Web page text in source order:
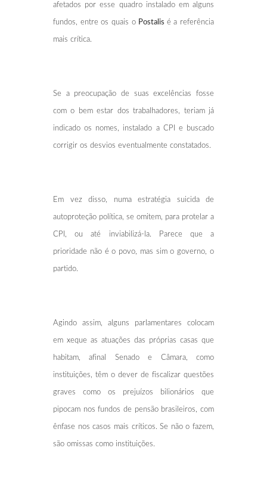
afetados por esse quadro instalado em alguns
fundos, entre os quais o Postalis é a referência
mais crítica.
Se a preocupação de suas excelências fosse
com o bem estar dos trabalhadores, teriam já
indicado os nomes, instalado a CPI e buscado
corrigir os desvios eventualmente constatados.
Em vez disso, numa estratégia suicida de
autoproteção política, se omitem, para protelar a
CPI, ou até inviabilizá-la. Parece que a
prioridade não é o povo, mas sim o governo, o
partido.
Agindo assim, alguns parlamentares colocam
em xeque as atuações das próprias casas que
habitam, afinal Senado e Câmara, como
instituições, têm o dever de fiscalizar questões
graves como os prejuízos bilionários que
pipocam nos fundos de pensão brasileiros, com
ênfase nos casos mais críticos. Se não o fazem,
são omissas como instituições.